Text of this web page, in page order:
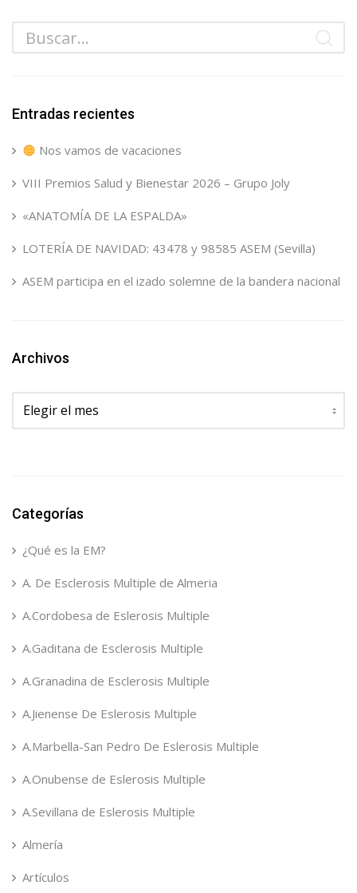
Entradas recientes
Nos vamos de vacaciones
VIII Premios Salud y Bienestar 2026 – Grupo Joly
«ANATOMÍA DE LA ESPALDA»
LOTERÍA DE NAVIDAD: 43478 y 98585 ASEM (Sevilla)
ASEM participa en el izado solemne de la bandera nacional
Archivos
Archivos
Categorías
¿Qué es la EM?
A. De Esclerosis Multiple de Almeria
A.Cordobesa de Eslerosis Multiple
A.Gaditana de Esclerosis Multiple
A.Granadina de Esclerosis Multiple
A.Jienense De Eslerosis Multiple
A.Marbella-San Pedro De Eslerosis Multiple
A.Onubense de Eslerosis Multiple
A.Sevillana de Eslerosis Multiple
Almería
Artículos